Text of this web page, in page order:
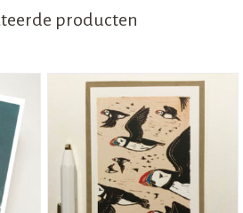
producten